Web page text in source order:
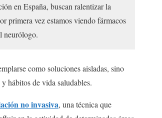
en España, buscan ralentizar la
primera vez estamos viendo fármacos
neurólogo.
como soluciones aisladas, sino
hábitos de vida saludables.
no invasiva, una técnica que